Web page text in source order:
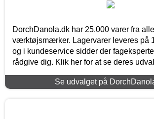
DorchDanola.dk har 25.000 varer fra
værktøjsmærker. Lagervarer leveres på
og i kundeservice sidder der
rådgive dig. Klik her for at se deres
Se udvalget på